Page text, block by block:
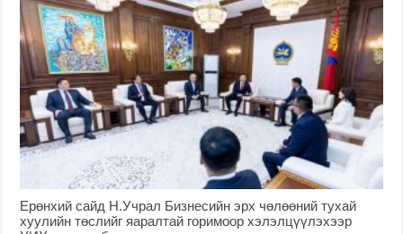
Ерөнхий сайд Н.Учрал Бизнесийн эрх чөлөөний тухай
хуулийн төслийг яаралтай горимоор хэлэлцүүлэхээр